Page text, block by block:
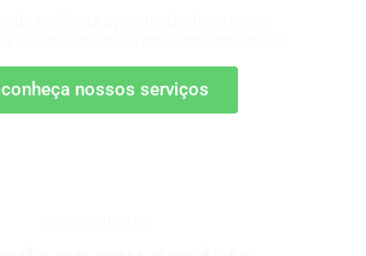
conheça nossos serviços